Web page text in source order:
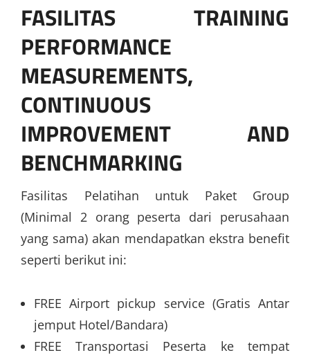
FASILITAS TRAINING
PERFORMANCE
MEASUREMENTS,
CONTINUOUS
IMPROVEMENT AND
BENCHMARKING
Fasilitas Pelatihan untuk Paket Group
(Minimal 2 orang peserta dari perusahaan
yang sama) akan mendapatkan ekstra benefit
seperti berikut ini:
FREE Airport pickup service (Gratis Antar
jemput Hotel/Bandara)
FREE Transportasi Peserta ke tempat